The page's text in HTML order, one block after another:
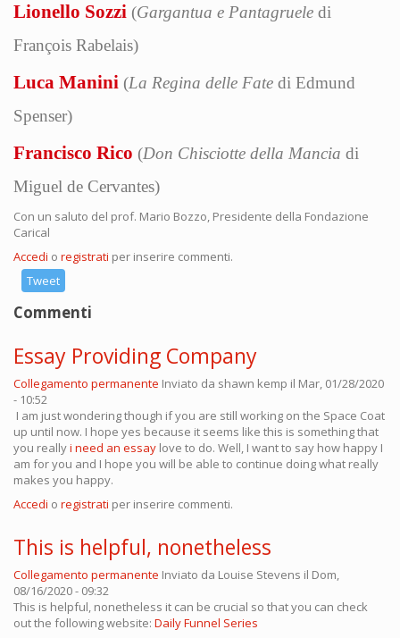
Lionello Sozzi (Gargantua e Pantagruele di
François Rabelais)
Luca Manini (La Regina delle Fate di Edmund
Spenser)
Francisco Rico (Don Chisciotte della Mancia di
Miguel de Cervantes)
Con un saluto del prof. Mario Bozzo, Presidente della Fondazione
Carical
Accedi o registrati per inserire commenti.
Tweet
Commenti
Essay Providing Company
Collegamento permanente Inviato da shawn kemp il Mar, 01/28/2020
- 10:52
I am just wondering though if you are still working on the Space Coat
up until now. I hope yes because it seems like this is something that
you reallyi need an essay love to do. Well, I want to say how happy I
am for you and I hope you will be able to continue doing what really
makes you happy.
Accedi o registrati per inserire commenti.
This is helpful, nonetheless
Collegamento permanente Inviato da Louise Stevens il Dom,
08/16/2020 - 09:32
This is helpful, nonetheless it can be crucial so that you can check
out the following website: Daily Funnel Series